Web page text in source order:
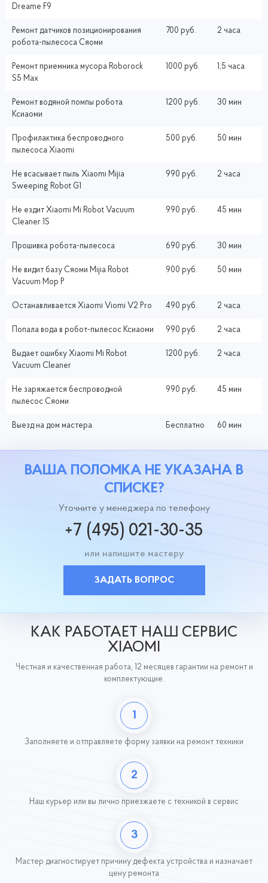
Dreame F9
Ремонт датчиков позиционирования
робота-пылесоса Сяоми
700 руб. 2 часа
Ремонт приемника мусора Roborock
S5 Max
1000 руб. 1,5 часа
Ремонт водяной помпы робота
Ксиаоми
1200 руб. 30 мин
Профилактика беспроводного
пылесоса Xiaomi
500 руб. 50 мин
Не всасывает пыль Xiaomi Mijia
Sweeping Robot G1
990 руб. 2 часа
Не ездит Xiaomi Mi Robot Vacuum
Cleaner 1S
990 руб. 45 мин
Прошивка робота-пылесоса 690 руб. 30 мин
Не видит базу Сяоми Mijia Robot
Vacuum Mop P
900 руб. 50 мин
Останавливается Xiaomi Viomi V2 Pro 490 руб. 2 часа
Попала вода в робот-пылесос Ксиаоми 990 руб. 2 часа
Выдает ошибку Xiaomi Mi Robot
Vacuum Cleaner
1200 руб. 2 часа
Не заряжается беспроводной
пылесос Сяоми
990 руб. 45 мин
Выезд на дом мастера Бесплатно 60 мин
ВАША ПОЛОМКА НЕ УКАЗАНА В
СПИСКЕ?
Уточните у менеджера по телефону
+7 (495) 021-30-35
или напишите мастеру
ЗАДАТЬ ВОПРОС
КАК РАБОТАЕТ НАШ СЕРВИС
XIAOMI
Честная и качественная работа, 12 месяцев гарантии на ремонт и
комплектующие.
1
Заполняете и отправляете форму заявки на ремонт техники
2
Наш курьер или вы лично приезжаете с техникой в сервис
3
Мастер диагностирует причину дефекта устройства и назначает
цену ремонта